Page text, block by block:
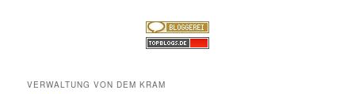
VERWALTUNG VON DEM KRAM